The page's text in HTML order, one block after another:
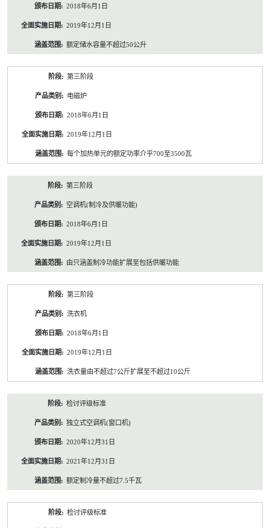
2018年6月1日
2019年12月1日
额定储水容量不超过50公升
第三阶段
电磁炉
2018年6月1日
2019年12月1日
每个加热单元的额定功率介乎700至3500瓦
第三阶段
空调机(制冷及供暖功能)
2018年6月1日
2019年12月1日
由只涵盖制冷功能扩展至包括供暖功能
第三阶段
洗衣机
2018年6月1日
2019年12月1日
洗衣量由不超过7公斤扩展至不超过10公斤
检讨评级标准
独立式空调机(窗口机)
2020年12月31日
2021年12月31日
额定制冷量不超过7.5千瓦
检讨评级标准